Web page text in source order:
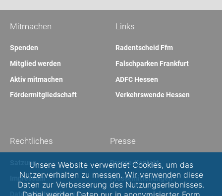
Links
Radentscheid Ffm
Falschparken Frankfurt
ADFC Hessen
Verkehrswende Hessen
Mitmachen
Spenden
Mitglied werden
Aktiv mitmachen
Fördermitgliedschaft
Presse
Presse-Kontakt
Pressemitteilungen
Rechtliches
Satzung
Impressum
Datenschutzerklärung
Unsere Website verwendet Cookies, um das
Nutzerverhalten zu messen. Wir verwenden diese
Daten zur Verbesserung des Nutzungserlebnisses.